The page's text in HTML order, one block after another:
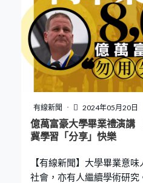
保，決定申請勞動仲裁。
9,000元經濟補償和失業保
7,560元未付，姓江老闆要
師要求點算硬幣遭打傷 老
安全，故相約妹妹、朋友
教師的妹妹指：「結果他
子，根本拿不動。我姐姐
生爭吵，他就打我姐姐的頭
被打了。」女教師被診斷為
身體多處損傷、頭部腫脹。
是搬屋是朋友交了一大
有線新聞 2024年05月20日
億萬富豪大學畢業禮演
冀學習「分享」快樂
【有線新聞】大學畢業意
社會，亦有人繼續學術研